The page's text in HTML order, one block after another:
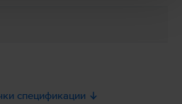
за безопасност
спецификации